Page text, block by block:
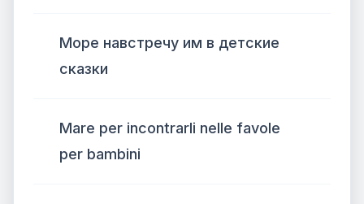
Море навстречу им в детские
сказки
Mare per incontrarli nelle favole
per bambini